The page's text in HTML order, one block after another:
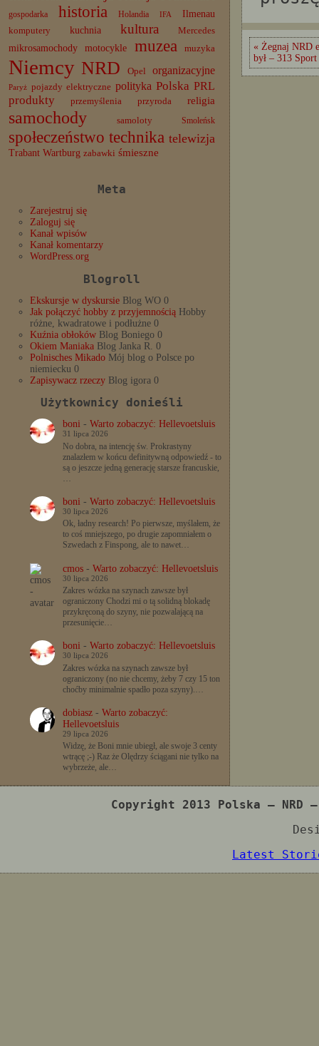
gospodarka historia Holandia IFA
Ilmenau
komputery
kuchnia kultura Mercedes
mikrosamochody motocykle muzea muzyka
Niemcy NRD Opel organizacyjne
Paryż pojazdy elektryczne polityka Polska PRL
produkty
przemyślenia przyroda religia
samochody samoloty Smoleńsk
społeczeństwo technika telewizja
Trabant Wartburg zabawki śmieszne
Meta
Zarejestruj się
Zaloguj się
Kanał wpisów
Kanał komentarzy
WordPress.org
Blogroll
Ekskursje w dyskursie Blog WO 0
Jak połączyć hobby z przyjemnością Hobby
różne, kwadratowe i podłużne 0
Kuźnia obłoków Blog Boniego 0
Okiem Maniaka Blog Janka R. 0
Polnisches Mikado Mój blog o Polsce po
niemiecku 0
Zapisywacz rzeczy Blog igora 0
Użytkownicy donieśli
boni- Warto zobaczyć: Hellevoetsluis
31 lipca 2026
No dobra, na intencję św. Prokrastyny
znalazłem w końcu definitywną odpowiedź - to
są o jeszcze jedną generację starsze francuskie,
…
boni- Warto zobaczyć: Hellevoetsluis
30 lipca 2026
Ok, ładny research! Po pierwsze, myślałem, że
to coś mniejszego, po drugie zapomniałem o
Szwedach z Finspong, ale to nawet…
cmos- Warto zobaczyć: Hellevoetsluis
30 lipca 2026
Zakres wózka na szynach zawsze był
ograniczony Chodzi mi o tą solidną blokadę
przykręconą do szyny, nie pozwalającą na
przesunięcie…
boni- Warto zobaczyć: Hellevoetsluis
30 lipca 2026
Zakres wózka na szynach zawsze był
ograniczony (no nie chcemy, żeby 7 czy 15 ton
choćby minimalnie spadło poza szyny).…
dobiasz- Warto zobaczyć:
Hellevoetsluis
29 lipca 2026
Widzę, że Boni mnie ubiegł, ale swoje 3 centy
wtrącę ;-) Raz że Olędrzy ściągani nie tylko na
wybrzeże, ale…
« Żegnaj NRD
był – 313 Sport
Copyright 2013 Polska –
Latest